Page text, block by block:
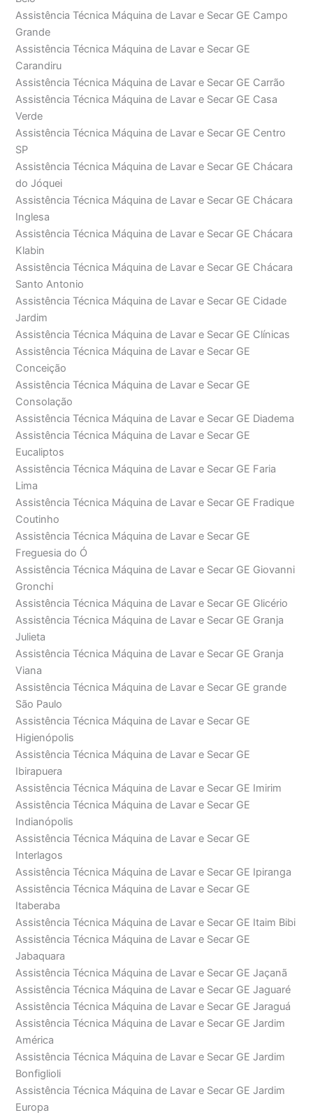
Assistência Técnica Máquina de Lavar e Secar GE Campo
Grande
Assistência Técnica Máquina de Lavar e Secar GE
Carandiru
Assistência Técnica Máquina de Lavar e Secar GE Carrão
Assistência Técnica Máquina de Lavar e Secar GE Casa
Verde
Assistência Técnica Máquina de Lavar e Secar GE Centro
SP
Assistência Técnica Máquina de Lavar e Secar GE Chácara
do Jóquei
Assistência Técnica Máquina de Lavar e Secar GE Chácara
Inglesa
Assistência Técnica Máquina de Lavar e Secar GE Chácara
Klabin
Assistência Técnica Máquina de Lavar e Secar GE Chácara
Santo Antonio
Assistência Técnica Máquina de Lavar e Secar GE Cidade
Jardim
Assistência Técnica Máquina de Lavar e Secar GE Clínicas
Assistência Técnica Máquina de Lavar e Secar GE
Conceição
Assistência Técnica Máquina de Lavar e Secar GE
Consolação
Assistência Técnica Máquina de Lavar e Secar GE Diadema
Assistência Técnica Máquina de Lavar e Secar GE
Eucaliptos
Assistência Técnica Máquina de Lavar e Secar GE Faria
Lima
Assistência Técnica Máquina de Lavar e Secar GE Fradique
Coutinho
Assistência Técnica Máquina de Lavar e Secar GE
Freguesia do Ó
Assistência Técnica Máquina de Lavar e Secar GE Giovanni
Gronchi
Assistência Técnica Máquina de Lavar e Secar GE Glicério
Assistência Técnica Máquina de Lavar e Secar GE Granja
Julieta
Assistência Técnica Máquina de Lavar e Secar GE Granja
Viana
Assistência Técnica Máquina de Lavar e Secar GE grande
São Paulo
Assistência Técnica Máquina de Lavar e Secar GE
Higienópolis
Assistência Técnica Máquina de Lavar e Secar GE
Ibirapuera
Assistência Técnica Máquina de Lavar e Secar GE Imirim
Assistência Técnica Máquina de Lavar e Secar GE
Indianópolis
Assistência Técnica Máquina de Lavar e Secar GE
Interlagos
Assistência Técnica Máquina de Lavar e Secar GE Ipiranga
Assistência Técnica Máquina de Lavar e Secar GE
Itaberaba
Assistência Técnica Máquina de Lavar e Secar GE Itaim Bibi
Assistência Técnica Máquina de Lavar e Secar GE
Jabaquara
Assistência Técnica Máquina de Lavar e Secar GE Jaçanã
Assistência Técnica Máquina de Lavar e Secar GE Jaguaré
Assistência Técnica Máquina de Lavar e Secar GE Jaraguá
Assistência Técnica Máquina de Lavar e Secar GE Jardim
América
Assistência Técnica Máquina de Lavar e Secar GE Jardim
Bonfiglioli
Assistência Técnica Máquina de Lavar e Secar GE Jardim
Europa